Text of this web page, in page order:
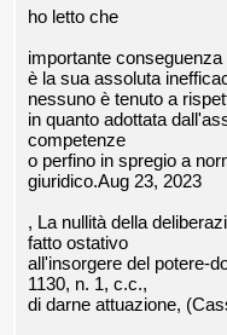
ho letto che
importante
è la sua assoluta
nessuno è tenuto a
in quanto adottata
competenze
o perfino in spregio a
giuridico.Aug 23, 2023
, La nullità della
fatto ostativo
all'insorgere del potere-
1130, n. 1, c.c.,
di darne attuazione,